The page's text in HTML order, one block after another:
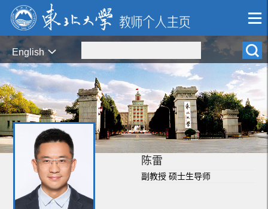
English
陈雷
副教授 硕士生导师